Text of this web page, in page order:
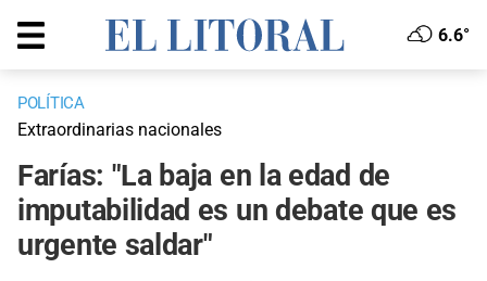
6.6°
POLÍTICA
Extraordinarias nacionales
Farías: "La baja en la edad de
imputabilidad es un debate que es
urgente saldar"